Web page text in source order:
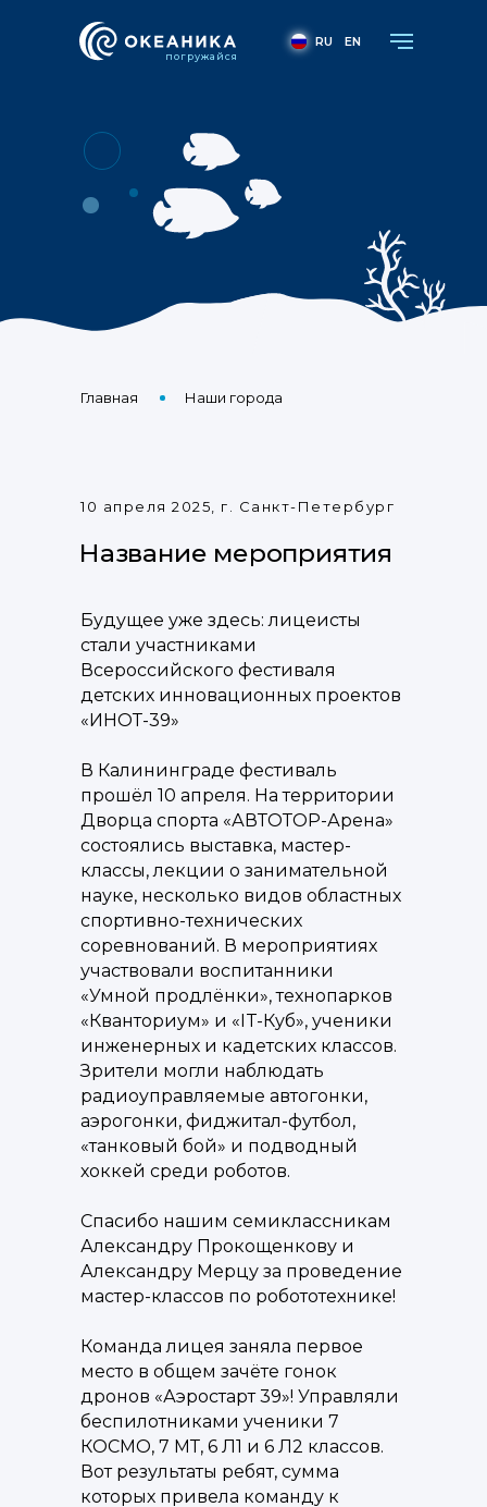
погружайся
RU EN
Главная Наши города
Название
Название мероприятия
10 апреля 2025, г. Санкт-Петербург
Будущее уже здесь: лицеисты
стали участниками
Всероссийского фестиваля
детских инновационных проектов
«ИНОТ-39»
В Калининграде фестиваль
прошёл 10 апреля. На территории
Дворца спорта «АВТОТОР-Арена»
состоялись выставка, мастер-
классы, лекции о занимательной
науке, несколько видов областных
спортивно-технических
соревнований. В мероприятиях
участвовали воспитанники
«Умной продлёнки», технопарков
«Кванториум» и «IT-Куб», ученики
инженерных и кадетских классов.
Зрители могли наблюдать
радиоуправляемые автогонки,
аэрогонки, фиджитал-футбол,
«танковый бой» и подводный
хоккей среди роботов.
Спасибо нашим семиклассникам
Александру Прокощенкову и
Александру Мерцу за проведение
мастер-классов по робототехнике!
Команда лицея заняла первое
место в общем зачёте гонок
дронов «Аэростарт 39»! Управляли
беспилотниками ученики 7
КОСМО, 7 МТ, 6 Л1 и 6 Л2 классов.
Вот результаты ребят, сумма
которых привела команду к